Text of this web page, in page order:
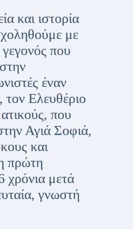
και ιστορία
με
που
έναν
τον Ελευθέριο
που
Αγιά Σοφιά,
και
πρώτη
χρόνια μετά
γνωστή